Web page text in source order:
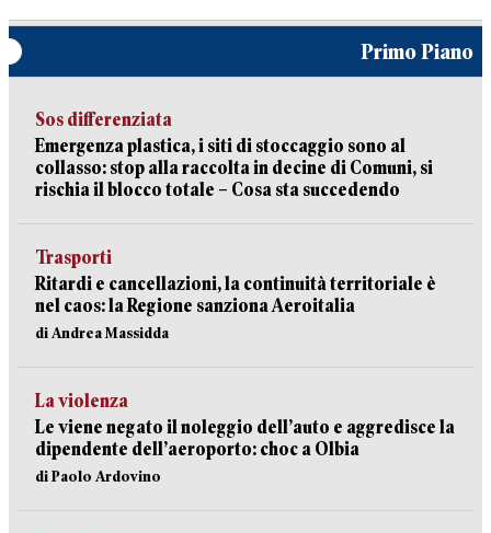
Primo Piano
Sos differenziata
Emergenza plastica, i siti di stoccaggio sono al
collasso: stop alla raccolta in decine di Comuni, si
rischia il blocco totale – Cosa sta succedendo
Trasporti
Ritardi e cancellazioni, la continuità territoriale è
nel caos: la Regione sanziona Aeroitalia
di Andrea Massidda
La violenza
Le viene negato il noleggio dell’auto e aggredisce la
dipendente dell’aeroporto: choc a Olbia
di Paolo Ardovino